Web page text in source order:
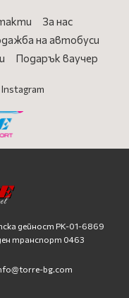
За нас
на автобуси
Подарък ваучер
Instagram
дейност PK-01-6869
транспорт 0463
bg.com